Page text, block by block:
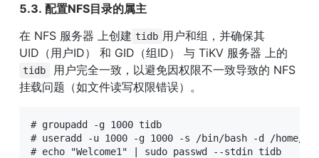
5.3. 配置NFS目录的属主
在 NFS 服务器 上创建 tidb 用户和组，并确保其
UID（用户ID） 和 GID（组ID） 与 TiKV 服务器 上的
tidb
用户完全一致，以避免因权限不一致导致的 NFS
挂载问题（如文件读写权限错误）。
# groupadd -g 1000 tidb
# useradd -u 1000 -g 1000 -s /bin/bash -d /home/
# echo "Welcome1" | sudo passwd --stdin tidb